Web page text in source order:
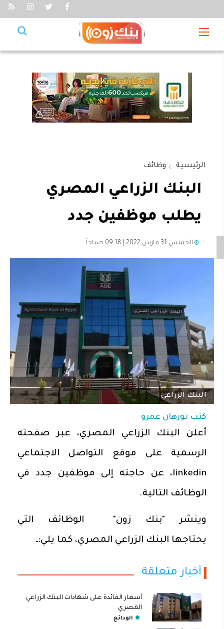
الرئيسية وظائف
البنك الزراعي المصري
يطلب موظفين جدد
الخميس 31 مارس 2022 | 09:18 صباحاً
البنك الزراعي
كتب نورهان عمرو
أعلن البنك الزراعي المصري، عبر صفحته
الرسمية على موقع التواصل الاجتماعي
linkedin، عن حاجته إلى موظفين جدد في
الوظائف التالية.
وينشر "بنك زون" الوظائف التي
يحتاجها البنك الزراعي المصري، كما يلي:ـ
أخبار متعلقة
أسعار الفائدة على شهادات البنك الزراعي
المصري
الودائع